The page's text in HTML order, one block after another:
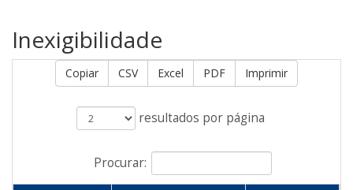
Inexigibilidade
Copiar CSV Excel PDF Imprimir
resultados por página
Procurar: